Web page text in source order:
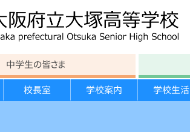
中学生の皆さま
校長室 学校案内 学校生活